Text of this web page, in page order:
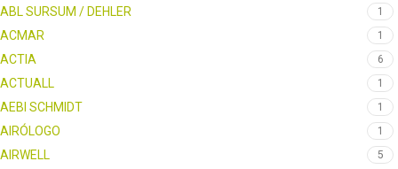
ABL SURSUM / DEHLER 1
ACMAR 1
ACTIA 6
ACTUALL 1
AEBI SCHMIDT 1
AIRÓLOGO 1
AIRWELL 5